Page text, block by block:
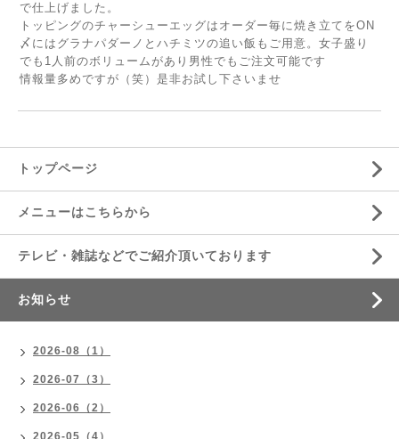
で仕上げました。
トッピングのチャーシューエッグはオーダー毎に焼き立てをON
〆にはグラナパダーノとハチミツの追い飯もご用意。女子盛り
でも1人前のボリュームがあり男性でもご注文可能です
情報量多めですが（笑）是非お試し下さいませ
トップページ
メニューはこちらから
テレビ・雑誌などでご紹介頂いております
お知らせ
2026-08（1）
2026-07（3）
2026-06（2）
2026-05（4）